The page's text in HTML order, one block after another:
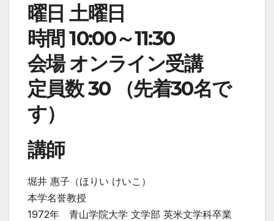
曜日 土曜日
時間 10:00～11:30
会場 オンライン受講
定員数 30 （先着30名で
す）
講師
堀井 惠子（ほりい けいこ）
本学名誉教授
1972年 青山学院大学 文学部 英米文学科卒業